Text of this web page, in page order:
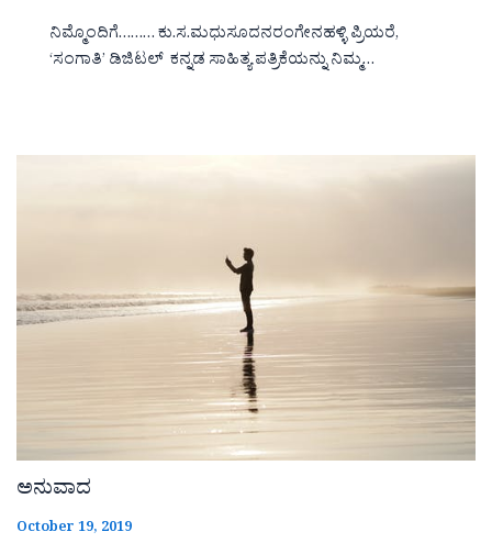
ನಿಮ್ಮೊಂದಿಗೆ……… ಕು.ಸ.ಮಧುಸೂದನರಂಗೇನಹಳ್ಳಿ ಪ್ರಿಯರೆ,
‘ಸಂಗಾತಿ’ ಡಿಜಿಟಲ್ ಕನ್ನಡ ಸಾಹಿತ್ಯ ಪತ್ರಿಕೆಯನ್ನು ನಿಮ್ಮ…
ಅನುವಾದ
October 19, 2019